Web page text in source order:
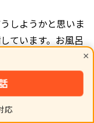
×
応
しようかと思いま
ています。お風呂
た。スタッフの方
いしたいです。」